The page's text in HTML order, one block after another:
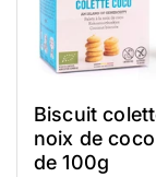
Biscuit
noix de
de 100g